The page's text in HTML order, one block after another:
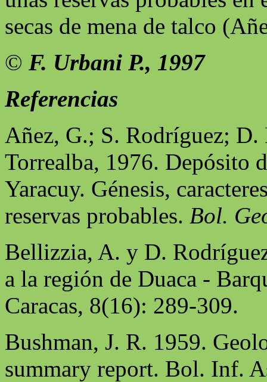
secas de mena de talco
© F. Urbani P., 1997
Referencias
Añez, G.; S. Rodríguez;
Torrealba, 1976. Depósito
Yaracuy. Génesis,
reservas probables. Bol.
Bellizzia, A. y D.
a la región de Duaca -
Caracas, 8(16): 289-309.
Bushman, J. R. 1959.
summary report. Bol. Inf.